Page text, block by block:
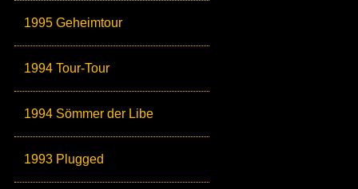
1995 Geheimtour
1994 Tour-Tour
1994 Sömmer der Libe
1993 Plugged